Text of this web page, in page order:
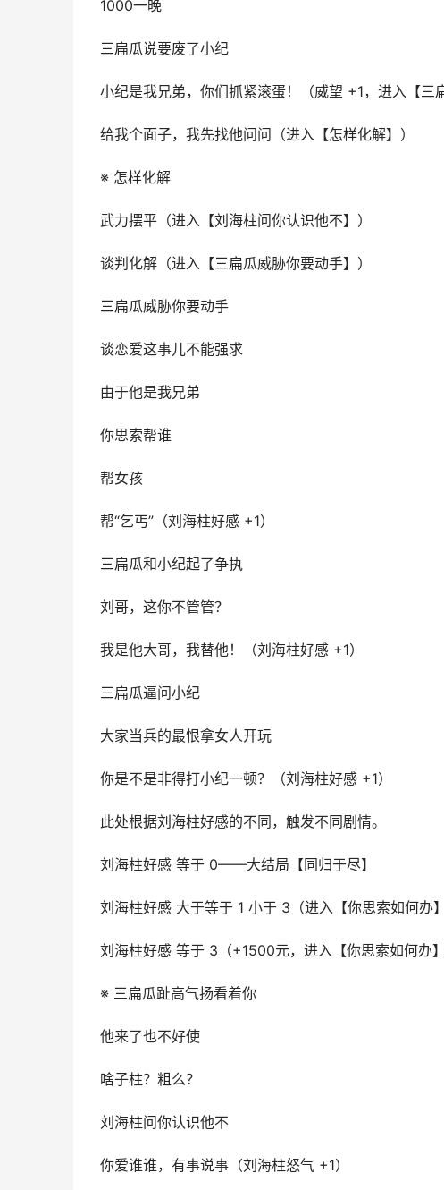
1000一晚
三扁瓜说要废了小纪
小纪是我兄弟，你们抓紧滚蛋！（威望 +1，进入【三
给我个面子，我先找他问问（进入【怎样化解】）
※ 怎样化解
武力摆平（进入【刘海柱问你认识他不】）
谈判化解（进入【三扁瓜威胁你要动手】）
三扁瓜威胁你要动手
谈恋爱这事儿不能强求
由于他是我兄弟
你思索帮谁
帮女孩
帮“乞丐”（刘海柱好感 +1）
三扁瓜和小纪起了争执
刘哥，这你不管管？
我是他大哥，我替他！（刘海柱好感 +1）
三扁瓜逼问小纪
大家当兵的最恨拿女人开玩
你是不是非得打小纪一顿？（刘海柱好感 +1）
此处根据刘海柱好感的不同，触发不同剧情。
刘海柱好感 等于 0——大结局【同归于尽】
刘海柱好感 大于等于 1 小于 3（进入【你思索如何办】
刘海柱好感 等于 3（+1500元，进入【你思索如何办
※ 三扁瓜趾高气扬看着你
他来了也不好使
啥子柱？粗么？
刘海柱问你认识他不
你爱谁谁，有事说事（刘海柱怒气 +1）